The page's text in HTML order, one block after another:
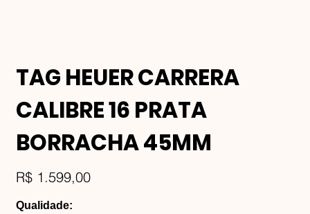
TAG HEUER CARRERA
CALIBRE 16 PRATA
BORRACHA 45MM
Preço
R$ 1.599,00
Qualidade: